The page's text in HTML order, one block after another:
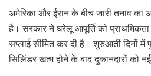
अमेरिका और ईरान के बीच जारी तनाव का
है। सरकार ने घरेलू आपूर्ति को
सप्लाई सीमित कर दी है। शुरुआती दिनों
सिलिंडर खत्म होने के बाद दुकानदारों को